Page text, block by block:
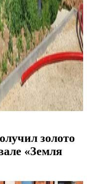
золото
«Земля